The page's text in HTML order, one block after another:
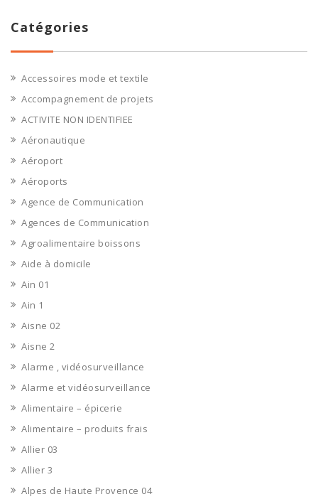
Catégories
Accessoires mode et textile
Accompagnement de projets
ACTIVITE NON IDENTIFIEE
Aéronautique
Aéroport
Aéroports
Agence de Communication
Agences de Communication
Agroalimentaire boissons
Aide à domicile
Ain 01
Ain 1
Aisne 02
Aisne 2
Alarme , vidéosurveillance
Alarme et vidéosurveillance
Alimentaire – épicerie
Alimentaire – produits frais
Allier 03
Allier 3
Alpes de Haute Provence 04